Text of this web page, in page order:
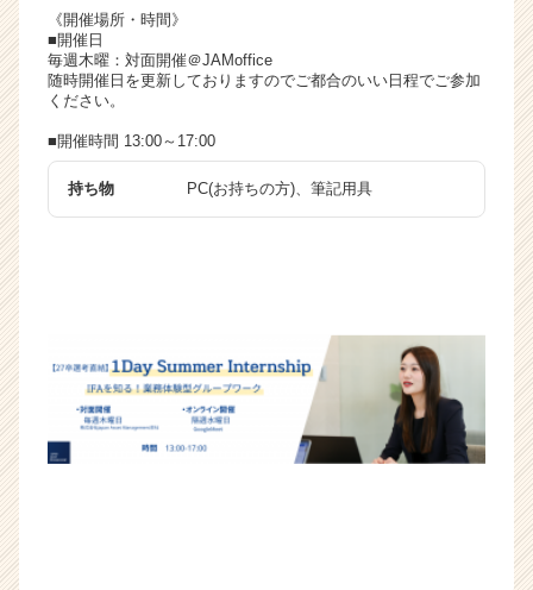
ア
（C
e
e
r
C
《開催場所・時間》
■開催日
毎週木曜：対面開催＠JAMoffice
随時開催日を更新しておりますのでご都合のいい日程でご参加
ください。
■開催時間 13:00～17:00
持ち物 PC(お持ちの方)、筆記用具